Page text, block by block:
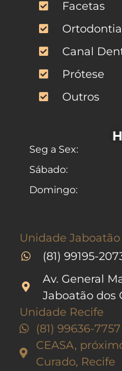
Facetas
Ortodontia
Canal
Prótese
Outros
Seg a Sex:
Sábado:
Domingo:
Unidade Jaboatão
(81) 99195-
Av. General
Jaboatão dos
Unidade Recife
(81) 99636-7757
CEASA,
Curado, Recife